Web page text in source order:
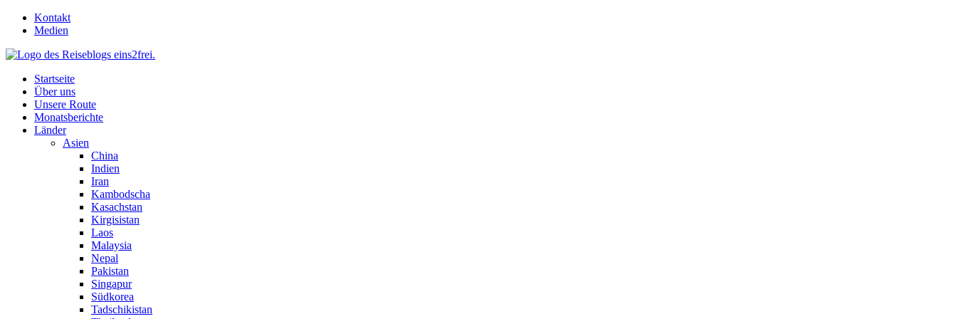
Skip
Kontakt
Medien
Startseite
Über uns
Unsere Route
Monatsberichte
Länder
Asien
China
Indien
Iran
Kambodscha
Kasachstan
Kirgisistan
Laos
Malaysia
Nepal
Pakistan
Singapur
Südkorea
Tadschikistan